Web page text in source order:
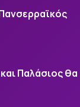
Παλάσιος θα